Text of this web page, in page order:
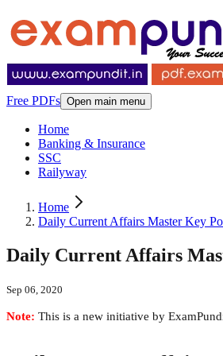
Free PDFs Open main menu
Home
Banking & Insurance
SSC
Railyway
Home
Daily Current Affairs Master Key
Daily Current Affairs
Sep 06, 2020
Note: This is a new initiative by